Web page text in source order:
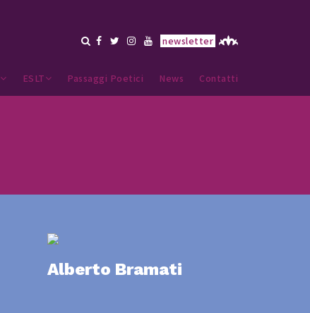
newsletter
ESLT Passaggi Poetici News Contatti
Alberto Bramati